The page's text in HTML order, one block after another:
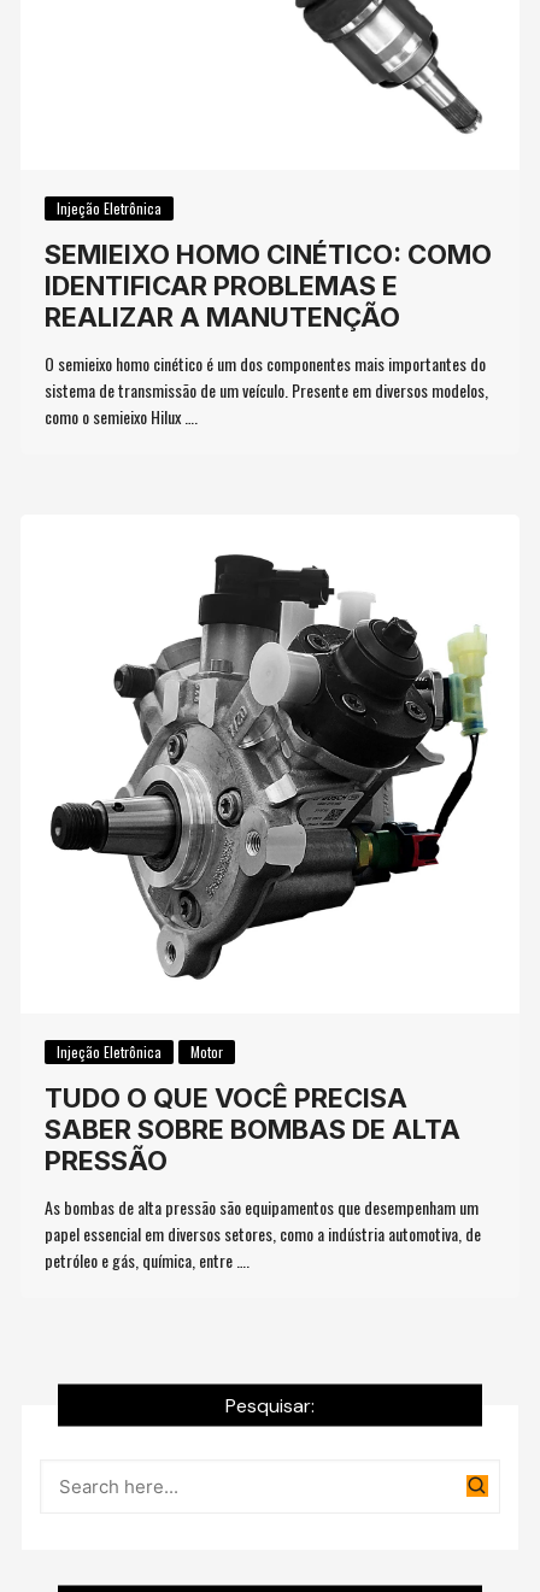
Injeção Eletrônica
SEMIEIXO HOMO CINÉTICO: COMO
IDENTIFICAR PROBLEMAS E
REALIZAR A MANUTENÇÃO
O semieixo homo cinético é um dos componentes mais importantes do
sistema de transmissão de um veículo. Presente em diversos modelos,
como o semieixo Hilux ….
Injeção Eletrônica Motor
TUDO O QUE VOCÊ PRECISA
SABER SOBRE BOMBAS DE ALTA
PRESSÃO
As bombas de alta pressão são equipamentos que desempenham um
papel essencial em diversos setores, como a indústria automotiva, de
petróleo e gás, química, entre ….
Pesquisar: